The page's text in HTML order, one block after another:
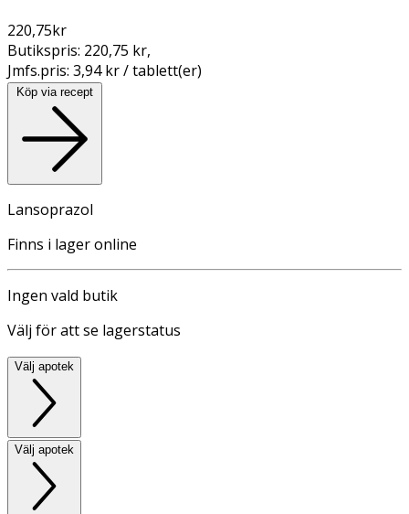
220,75kr
Butikspris: 220,75 kr,
Jmfs.pris: 3,94 kr / tablett(er)
Köp via recept
Lansoprazol
Finns i lager online
Ingen vald butik
Välj för att se lagerstatus
Välj apotek
Välj apotek